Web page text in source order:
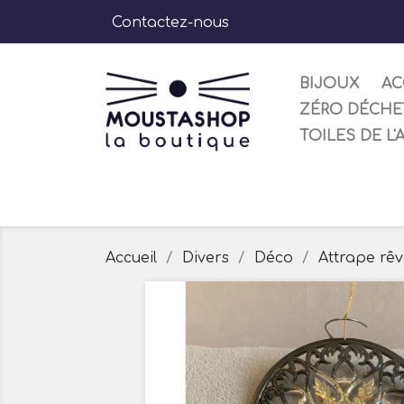
Contactez-nous
BIJOUX
ZÉRO
TOILES DE
Accueil Divers Déco Attrape